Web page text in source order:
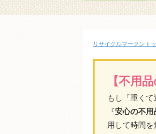
リサイクルマークント
【不用
もし「重く
『安心の不用
用して時間を